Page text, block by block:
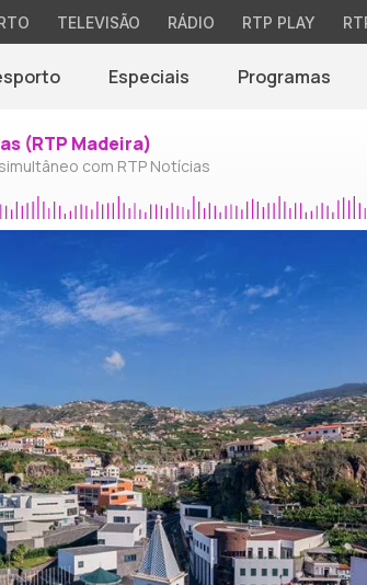
TELEVISÃO RÁDIO RTP PLAY
Especiais Programas
(RTP Madeira)
com RTP Notícias